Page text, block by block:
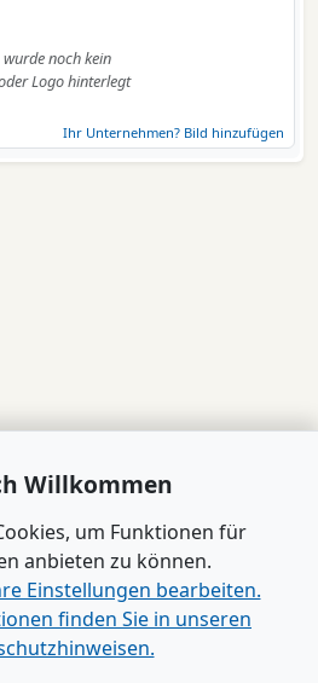
wurde noch kein
Logo hinterlegt
Ihr Unternehmen? Bild hinzufügen
Willkommen
um Funktionen für
anbieten zu können.
Einstellungen bearbeiten.
finden Sie in unseren